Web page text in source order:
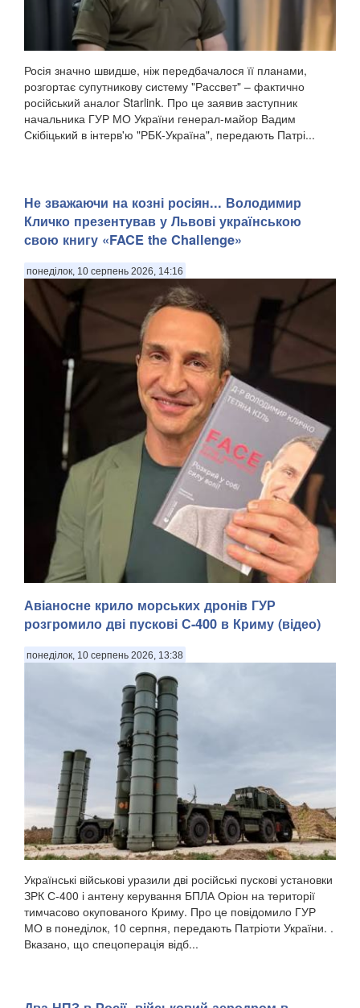
Росія значно швидше, ніж передбачалося її планами,
розгортає супутникову систему "Рассвет" – фактично
російський аналог Starlink. Про це заявив заступник
начальника ГУР МО України генерал-майор Вадим
Скібіцький в інтерв'ю "РБК-Україна", передають Патрі...
Не зважаючи на козні росіян... Володимир
Кличко презентував у Львові українською
свою книгу «FACE the Challenge»
понеділок, 10 серпень 2026, 14:16
Колишній чемпіон світу у надважкій вазі Володимир Кличко
представив у Львові перші примірники україномовного
видання книги «FACE the Challenge», яку він створив у
співавторстві з Тетяною Кіль, зазначають Патріоти України.
. «Я дуже радий, що «FACE the...
Авіаносне крило морських дронів ГУР
розгромило дві пускові С-400 в Криму (відео)
понеділок, 10 серпень 2026, 13:38
Українські військові уразили дві російські пускові установки
ЗРК С-400 і антену керування БПЛА Оріон на території
тимчасово окупованого Криму. Про це повідомило ГУР
МО в понеділок, 10 серпня, передають Патріоти України. .
Вказано, що спецоперація відб...